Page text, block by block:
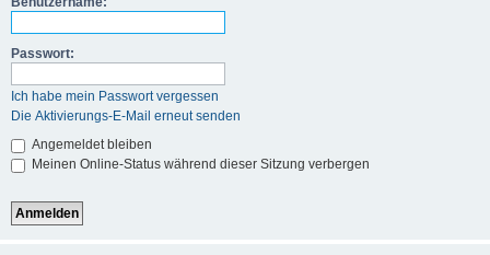
Passwort:
Ich habe mein Passwort vergessen
Die Aktivierungs-E-Mail erneut senden
Angemeldet bleiben
Meinen Online-Status während dieser Sitzung verbergen